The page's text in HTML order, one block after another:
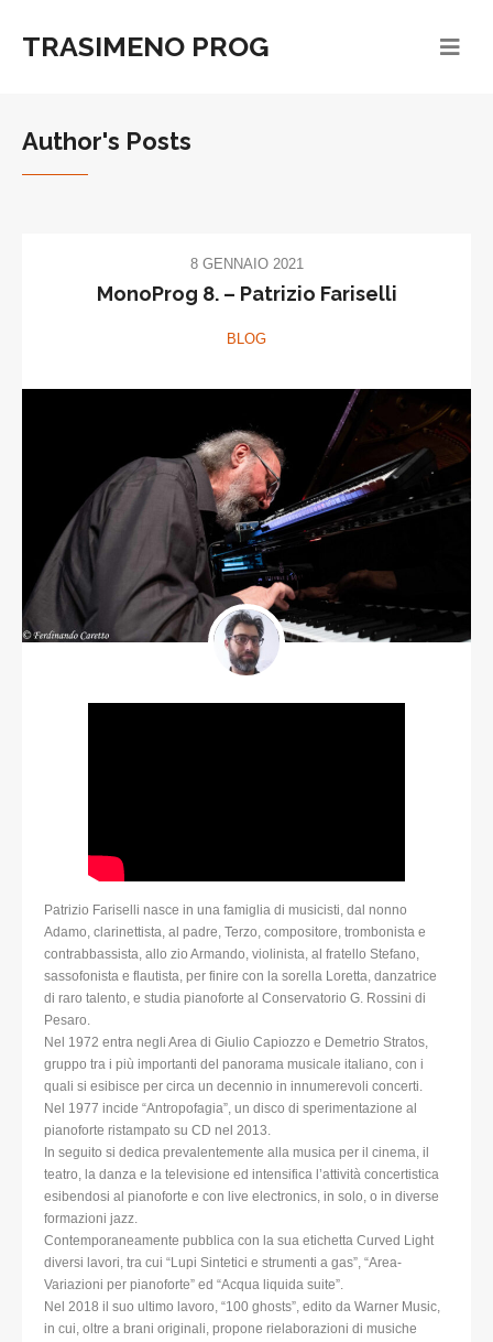
TRASIMENO PROG
Author's Posts
8 GENNAIO 2021
MonoProg 8. – Patrizio Fariselli
BLOG
Patrizio Fariselli nasce in una famiglia di musicisti, dal nonno
Adamo, clarinettista, al padre, Terzo, compositore, trombonista e
contrabbassista, allo zio Armando, violinista, al fratello Stefano,
sassofonista e flautista, per finire con la sorella Loretta, danzatrice
di raro talento, e studia pianoforte al Conservatorio G. Rossini di
Pesaro.
Nel 1972 entra negli Area di Giulio Capiozzo e Demetrio Stratos,
gruppo tra i più importanti del panorama musicale italiano, con i
quali si esibisce per circa un decennio in innumerevoli concerti.
Nel 1977 incide “Antropofagia”, un disco di sperimentazione al
pianoforte ristampato su CD nel 2013.
In seguito si dedica prevalentemente alla musica per il cinema, il
teatro, la danza e la televisione ed intensifica l’attività concertistica
esibendosi al pianoforte e con live electronics, in solo, o in diverse
formazioni jazz.
Contemporaneamente pubblica con la sua etichetta Curved Light
diversi lavori, tra cui “Lupi Sintetici e strumenti a gas”, “Area-
Variazioni per pianoforte” ed “Acqua liquida suite”.
Nel 2018 il suo ultimo lavoro, “100 ghosts”, edito da Warner Music,
in cui, oltre a brani originali, propone rielaborazioni di musiche